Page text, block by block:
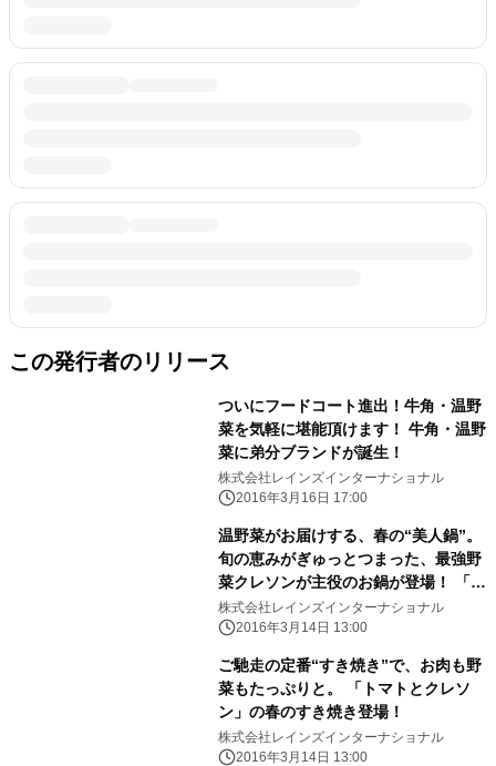
この発行者のリリース
ついにフードコート進出！牛角・温野
菜を気軽に堪能頂けます！ 牛角・温野
菜に弟分ブランドが誕生！
株式会社レインズインターナショナル
2016年3月16日 17:00
温野菜がお届けする、春の“美人鍋”。
旬の恵みがぎゅっとつまった、最強野
菜クレソンが主役のお鍋が登場！ 「梅
だしでさっぱり ごちそうクレソン
鍋」
株式会社レインズインターナショナル
2016年3月14日 13:00
ご馳走の定番“すき焼き”で、お肉も野
菜もたっぷりと。 「トマトとクレソ
ン」の春のすき焼き登場！
株式会社レインズインターナショナル
2016年3月14日 13:00